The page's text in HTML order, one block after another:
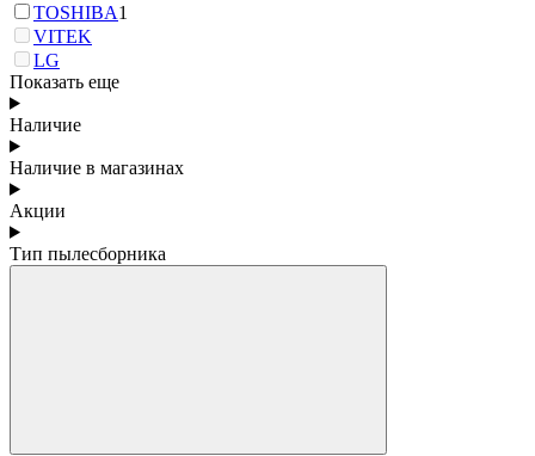
TOSHIBA1
VITEK
LG
Показать еще
Наличие
Наличие в магазинах
Акции
Тип пылесборника